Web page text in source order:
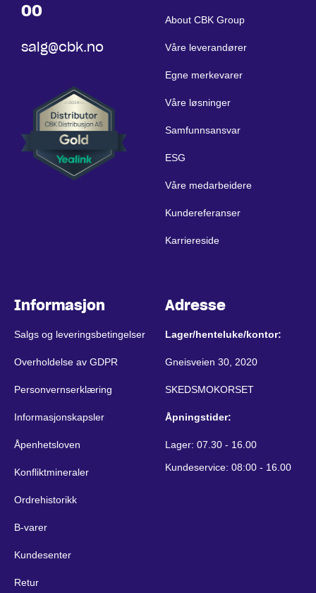
00
salg@cbk.no
About CBK Group
Våre leverandører
Egne merkevarer
Våre løsninger
Samfunnsansvar
ESG
Våre medarbeidere
Kundereferanser
Karriereside
Informasjon
Salgs og leveringsbetingelser
Overholdelse av GDPR
Personvernserklæring
Informasjonskapsler
Åpenhetsloven
Konfliktmineraler
Ordrehistorikk
B-varer
Kundesenter
Retur
Adresse
Lager/henteluke/kontor:
Gneisveien 30, 2020
SKEDSMOKORSET
Åpningstider:
Lager: 07.30 - 16.00
Kundeservice: 08:00 - 16.00